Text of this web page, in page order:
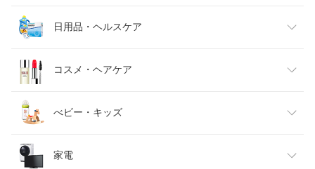
メンズファッション
キッズファッション
ベビーファッション
インナー・下着・ナイトウェア
食品
スイーツ・お菓子
水・ソフトドリンク
ビール・洋酒
日用品・ヘルスケア
日用品雑貨・文房具・手芸
ダイエット・健康
医薬品・コンタクト・介護
コスメ・ヘアケア
美容・コスメ・香水
べビー・キッズ
キッズ・ベビー・マタニティ
家電